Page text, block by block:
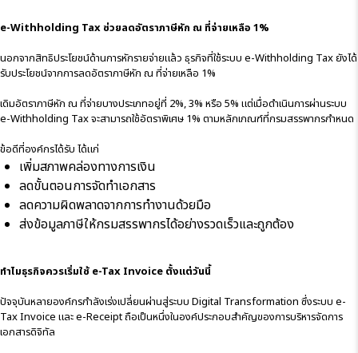
e-Withholding Tax ช่วยลดอัตราภาษีหัก ณ ที่จ่ายเหลือ 1%
นอกจากสิทธิประโยชน์ด้านการหักรายจ่ายแล้ว ธุรกิจที่ใช้ระบบ e-Withholding Tax ยังได้
รับประโยชน์จากการลดอัตราภาษีหัก ณ ที่จ่ายเหลือ 1%
เดิมอัตราภาษีหัก ณ ที่จ่ายบางประเภทอยู่ที่ 2%, 3% หรือ 5% แต่เมื่อดำเนินการผ่านระบบ
e-Withholding Tax จะสามารถใช้อัตราพิเศษ 1% ตามหลักเกณฑ์ที่กรมสรรพากรกำหนด
ข้อดีที่องค์กรได้รับ ได้แก่
เพิ่มสภาพคล่องทางการเงิน
ลดขั้นตอนการจัดทำเอกสาร
ลดความผิดพลาดจากการทำงานด้วยมือ
ส่งข้อมูลภาษีให้กรมสรรพากรได้อย่างรวดเร็วและถูกต้อง
ทำไมธุรกิจควรเริ่มใช้ e-Tax Invoice ตั้งแต่วันนี้
ปัจจุบันหลายองค์กรกำลังเร่งเปลี่ยนผ่านสู่ระบบ Digital Transformation ซึ่งระบบ e-
Tax Invoice และ e-Receipt ถือเป็นหนึ่งในองค์ประกอบสำคัญของการบริหารจัดการ
เอกสารดิจิทัล